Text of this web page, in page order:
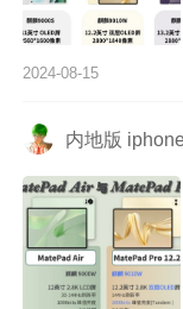
2024-08-15
内地版